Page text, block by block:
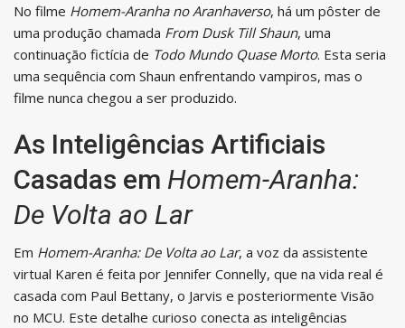
No filme Homem-Aranha no Aranhaverso, há um pôster de
uma produção chamada From Dusk Till Shaun, uma
continuação fictícia de Todo Mundo Quase Morto. Esta seria
uma sequência com Shaun enfrentando vampiros, mas o
filme nunca chegou a ser produzido.
As Inteligências Artificiais
Casadas em Homem-Aranha:
De Volta ao Lar
Em Homem-Aranha: De Volta ao Lar, a voz da assistente
virtual Karen é feita por Jennifer Connelly, que na vida real é
casada com Paul Bettany, o Jarvis e posteriormente Visão
no MCU. Este detalhe curioso conecta as inteligências